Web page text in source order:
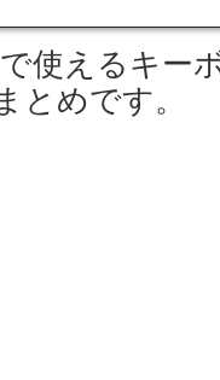
使えるキー
とめです。